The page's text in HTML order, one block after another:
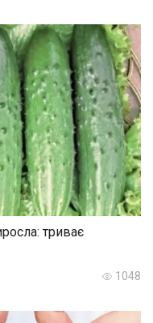
триває
1048